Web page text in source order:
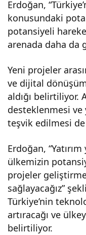
Erdoğan,
konusundaki
potansiyeli
arenada daha da
Yeni projeler
ve dijital
aldığı belirtiliyor.
desteklenmesi ve
teşvik edilmesi
Erdoğan,
ülkemizin
projeler
sağlayacağız”
Türkiye’nin
artıracağı ve
belirtiliyor.